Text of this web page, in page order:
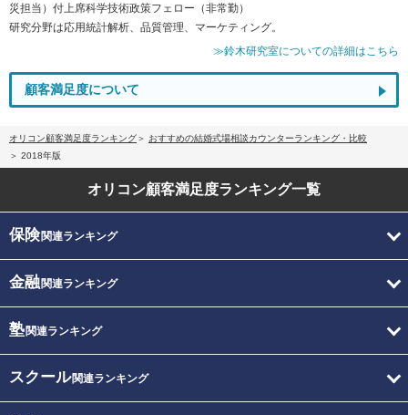
災担当）付上席科学技術政策フェロー（非常勤）
研究分野は応用統計解析、品質管理、マーケティング。
≫鈴木研究室についての詳細はこちら
顧客満足度について
オリコン顧客満足度ランキング
おすすめの結婚式場相談カウンターランキング・比較
2018年版
オリコン顧客満足度ランキング一覧
保険関連ランキング
金融関連ランキング
塾関連ランキング
スクール関連ランキング